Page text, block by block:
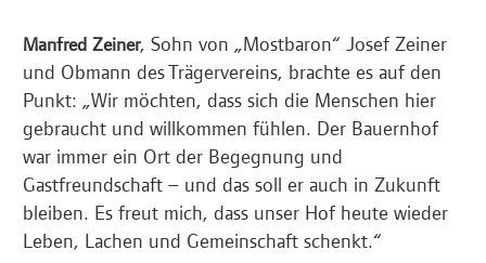
Manfred Zeiner, Sohn von „Mostbaron“ Josef Zeiner
und Obmann des Trägervereins, brachte es auf den
Punkt: „Wir möchten, dass sich die Menschen hier
gebraucht und willkommen fühlen. Der Bauernhof
war immer ein Ort der Begegnung und
Gastfreundschaft – und das soll er auch in Zukunft
bleiben. Es freut mich, dass unser Hof heute wieder
Leben, Lachen und Gemeinschaft schenkt.“